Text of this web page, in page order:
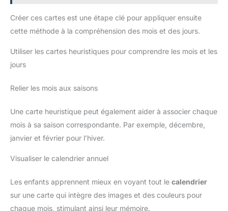
Créer ces cartes est une étape clé pour appliquer ensuite
cette méthode à la compréhension des mois et des jours.
Utiliser les cartes heuristiques pour comprendre les mois et les
jours
Relier les mois aux saisons
Une carte heuristique peut également aider à associer chaque
mois à sa saison correspondante. Par exemple, décembre,
janvier et février pour l’hiver.
Visualiser le calendrier annuel
Les enfants apprennent mieux en voyant tout le calendrier
sur une carte qui intègre des images et des couleurs pour
chaque mois, stimulant ainsi leur mémoire.